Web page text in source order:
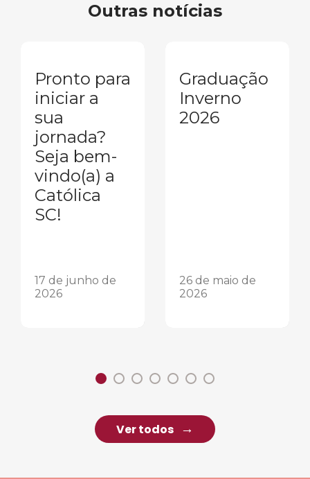
Outras notícias
Pronto para
iniciar a
sua
jornada?
Seja bem-
vindo(a) a
Católica
SC!
17 de junho de
2026
Graduação
Inverno
2026
26 de maio de
2026
Ver todos